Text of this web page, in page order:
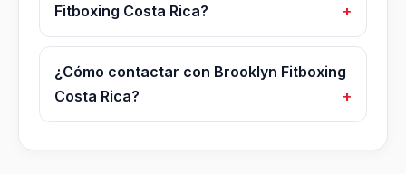
Fitboxing Costa Rica?
¿Cómo contactar con Brooklyn Fitboxing
Costa Rica?